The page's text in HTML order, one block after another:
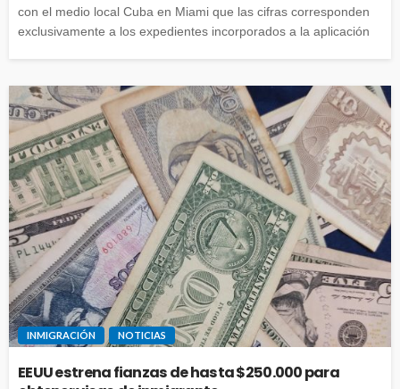
con el medio local Cuba en Miami que las cifras corresponden
exclusivamente a los expedientes incorporados a la aplicación
INMIGRACIÓN NOTICIAS
EEUU estrena fianzas de hasta $250.000 para